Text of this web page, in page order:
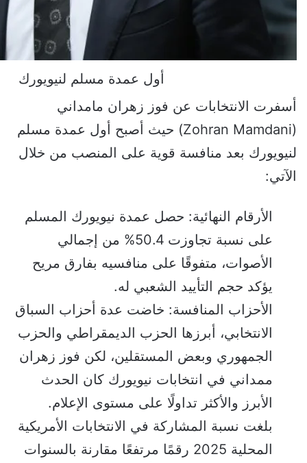
أول عمدة مسلم لنيويورك
أسفرت الانتخابات عن فوز زهران مامداني
(Zohran Mamdani) حيث أصبح أول عمدة مسلم
لنيويورك بعد منافسة قوية على المنصب من خلال
الآتي:
الأرقام النهائية: حصل عمدة نيويورك المسلم
على نسبة تجاوزت 50.4% من إجمالي
الأصوات، متفوقًا على منافسيه بفارق مريح
يؤكد حجم التأييد الشعبي له.
الأحزاب المنافسة: خاضت عدة أحزاب السباق
الانتخابي، أبرزها الحزب الديمقراطي والحزب
الجمهوري وبعض المستقلين، لكن فوز زهران
ممداني في انتخابات نيويورك كان الحدث
الأبرز والأكثر تداولًا على مستوى الإعلام.
بلغت نسبة المشاركة في الانتخابات الأمريكية
المحلية 2025 رقمًا مرتفعًا مقارنة بالسنوات